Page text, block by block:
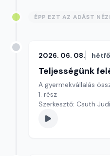
ÉPP EZT AZ ADÁST
2026. 06. 08. hétfő
Teljességünk
A gyermekvállalás
1. rész
Szerkesztő: Csuth